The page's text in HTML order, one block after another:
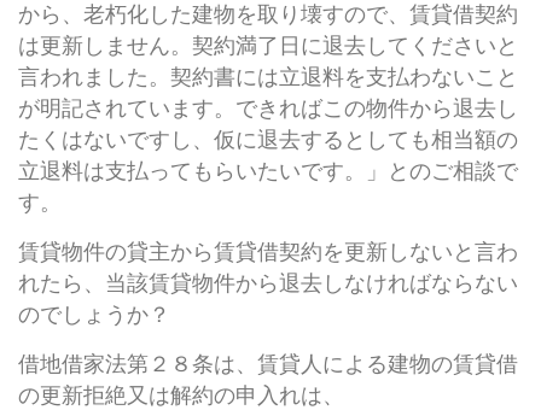
から、老朽化した建物を取り壊すので、賃貸借契約
は更新しません。契約満了日に退去してくださいと
言われました。契約書には立退料を支払わないこと
が明記されています。できればこの物件から退去し
たくはないですし、仮に退去するとしても相当額の
立退料は支払ってもらいたいです。」とのご相談で
す。
賃貸物件の貸主から賃貸借契約を更新しないと言わ
れたら、当該賃貸物件から退去しなければならない
のでしょうか？
借地借家法第２８条は、賃貸人による建物の賃貸借
の更新拒絶又は解約の申入れは、